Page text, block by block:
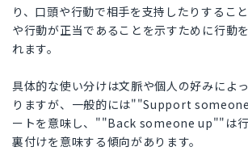
り、口頭や行動で相手を支持したりするこ
や行動が正当であることを示すために行動
れます。
具体的な使い分けは文脈や個人の好みによ
りますが、一般的には""Support
ートを意味し、""Back someone up""は
裏付けを意味する傾向があります。